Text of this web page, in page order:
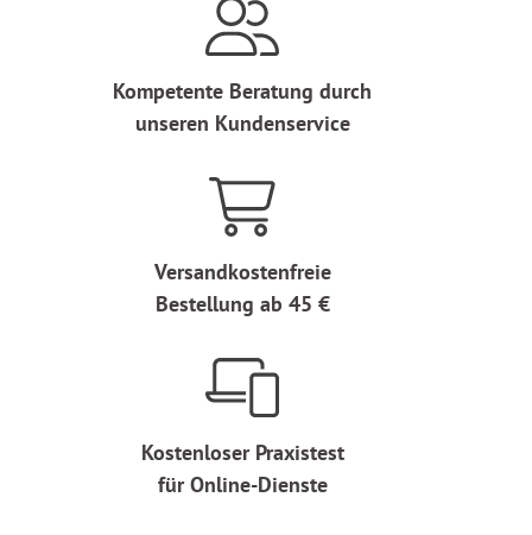
Kompetente Beratung durch
unseren Kundenservice
Versandkostenfreie
Bestellung ab 45 €
Kostenloser Praxistest
für Online-Dienste